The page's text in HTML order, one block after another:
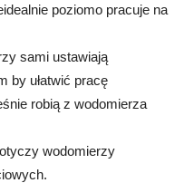
poziomo pracuje na
sami ustawiają
by ułatwić pracę
robią z wodomierza
wodomierzy